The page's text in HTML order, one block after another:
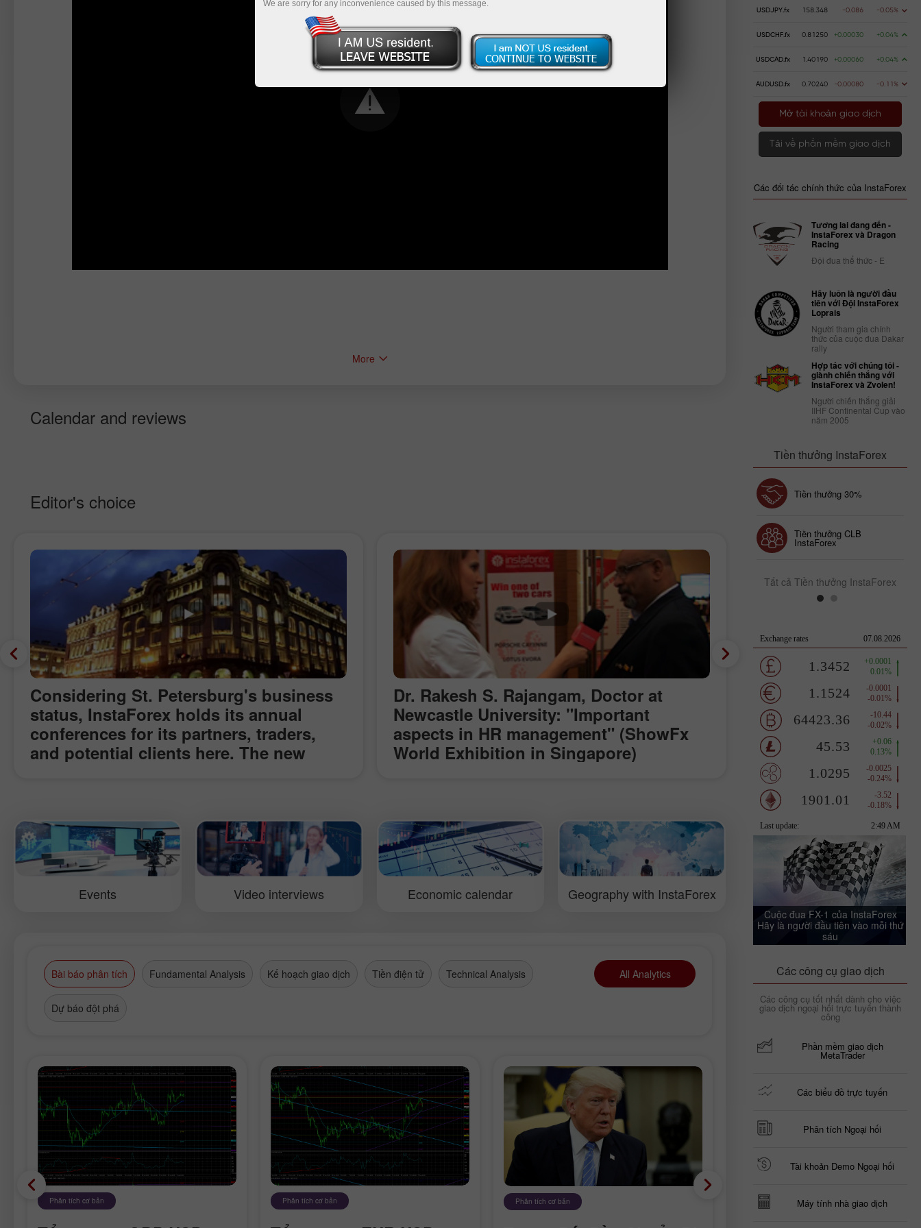
More
Calendar and reviews
Editor's choice
Considering St. Petersburg's business
status, InstaForex holds its annual
conferences for its partners, traders,
and potential clients here. The new
conference focused on the most
relevant topics of currency trading and
opportunities provided by investments
in the forex market.
Dr. Rakesh S. Rajangam, Doctor at
Newcastle University: "Important
aspects in HR management" (ShowFx
World Exhibition in Singapore)
Events Video interviews Economic calendar Geography with InstaForex
Bài báo phân tích Fundamental Analysis Kế hoạch giao dịch Tiền điện tử Technical Analysis
Dự báo đột phá
All Analytics
Phân tích cơ bản Phân tích cơ bản Phân tích cơ bản Phân tích cơ bản
USDJPY.fx 158.348 -0.086 -0.05%
USDCHF.fx 0.81250 +0.00030 +0.04%
USDCAD.fx 1.40190 +0.00060 +0.04%
AUDUSD.fx 0.70240 -0.00080 -0.11%
Mở tài khoản giao dịch
Tải về phần mềm giao dịch
Các đối tác chính thức của InstaForex
Tương lai đang đến -
InstaForex và Dragon
Racing
Đội đua thể thức - E
Hãy luôn là người đầu
tiên với Đội InstaForex
Loprais
Người tham gia chính
thức của cuộc đua Dakar
rally
Hợp tác với chúng tôi -
giành chiến thắng với
InstaForex và Zvolen!
Người chiến thắng giải
IIHF Continental Cup vào
năm 2005
Tiền thưởng InstaForex
Gửi tiền May mắn
Tất cả Tiền thưởng InstaForex
Cuộc đua FX-1 của InstaForex
Hãy là người đầu tiên vào mỗi thứ
sáu
Các công cụ giao dịch
Các công cụ tốt nhất dành cho việc
giao dịch ngoại hối trực tuyến thành
công
Phần mềm giao dịch
MetaTrader
Các biểu đồ trực tuyến
Phân tích Ngoại hối
Tài khoản Demo Ngoại hối
Máy tính nhà giao dịch
We are sorry for any inconvenience caused by this message.